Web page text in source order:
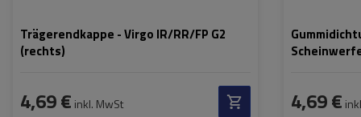
Trägerendkappe - Virgo IR/RR/FP G2
(rechts)
4,69 € inkl. MwSt 4,69 €